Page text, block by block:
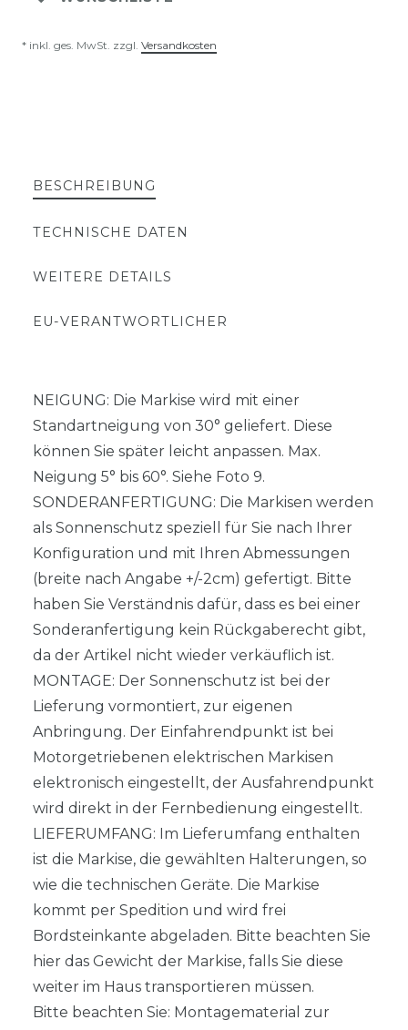
* inkl. ges. MwSt. zzgl. Versandkosten
BESCHREIBUNG
TECHNISCHE DATEN
WEITERE DETAILS
EU-VERANTWORTLICHER
NEIGUNG: Die Markise wird mit einer
Standartneigung von 30° geliefert. Diese
können Sie später leicht anpassen. Max.
Neigung 5° bis 60°. Siehe Foto 9.
SONDERANFERTIGUNG: Die Markisen werden
als Sonnenschutz speziell für Sie nach Ihrer
Konfiguration und mit Ihren Abmessungen
(breite nach Angabe +/-2cm) gefertigt. Bitte
haben Sie Verständnis dafür, dass es bei einer
Sonderanfertigung kein Rückgaberecht gibt,
da der Artikel nicht wieder verkäuflich ist.
MONTAGE: Der Sonnenschutz ist bei der
Lieferung vormontiert, zur eigenen
Anbringung. Der Einfahrendpunkt ist bei
Motorgetriebenen elektrischen Markisen
elektronisch eingestellt, der Ausfahrendpunkt
wird direkt in der Fernbedienung eingestellt.
LIEFERUMFANG: Im Lieferumfang enthalten
ist die Markise, die gewählten Halterungen, so
wie die technischen Geräte. Die Markise
kommt per Spedition und wird frei
Bordsteinkante abgeladen. Bitte beachten Sie
hier das Gewicht der Markise, falls Sie diese
weiter im Haus transportieren müssen.
Bitte beachten Sie: Montagematerial zur